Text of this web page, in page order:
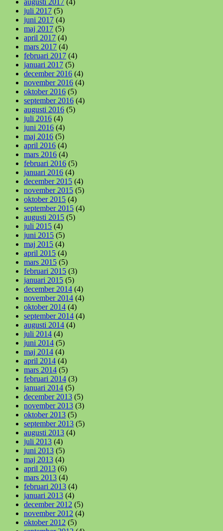
juli 2017 (5)
juni 2017 (4)
maj 2017 (5)
april 2017 (4)
mars 2017 (4)
februari 2017 (4)
januari 2017 (5)
december 2016 (4)
november 2016 (4)
oktober 2016 (5)
september 2016 (4)
augusti 2016 (5)
juli 2016 (4)
juni 2016 (4)
maj 2016 (5)
april 2016 (4)
mars 2016 (4)
februari 2016 (5)
januari 2016 (4)
december 2015 (4)
november 2015 (5)
oktober 2015 (4)
september 2015 (4)
augusti 2015 (5)
juli 2015 (4)
juni 2015 (5)
maj 2015 (4)
april 2015 (4)
mars 2015 (5)
februari 2015 (3)
januari 2015 (5)
december 2014 (4)
november 2014 (4)
oktober 2014 (4)
september 2014 (4)
augusti 2014 (4)
juli 2014 (4)
juni 2014 (5)
maj 2014 (4)
april 2014 (4)
mars 2014 (5)
februari 2014 (3)
januari 2014 (5)
december 2013 (5)
november 2013 (3)
oktober 2013 (5)
september 2013 (5)
augusti 2013 (4)
juli 2013 (4)
juni 2013 (5)
maj 2013 (4)
april 2013 (6)
mars 2013 (4)
februari 2013 (4)
januari 2013 (4)
december 2012 (5)
november 2012 (4)
oktober 2012 (5)